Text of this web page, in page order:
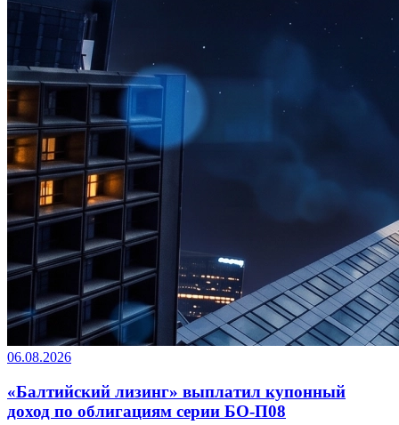
06.08.2026
«Балтийский лизинг» выплатил купонный
доход по облигациям серии БО-П08